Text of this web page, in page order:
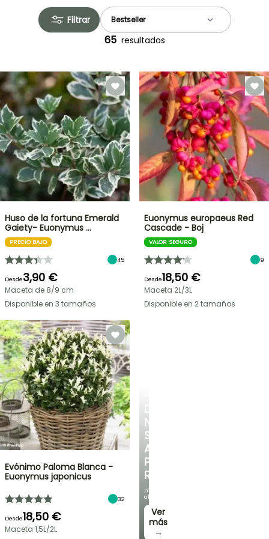
Filtrar
65 resultados
DESCUBRE
NUESTRA
SELECCIÓN
A
PRECIOS
REDUCIDOS
¡Y
ahorra!
Ver
más
→
Huso de la fortuna Emerald
Gaiety- Euonymus …
PRECIO BAJO
45
Desde3,90 €
Maceta de 8/9 cm
Disponible en 3 tamaños
Euonymus europaeus Red
Cascade - Boj
VALOR SEGURO
9
Desde18,50 €
Maceta 2L/3L
Disponible en 2 tamaños
Evónimo Paloma Blanca -
Euonymus japonicus
32
Desde18,50 €
Maceta 1,5L/2L